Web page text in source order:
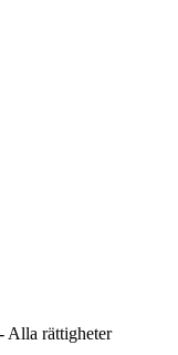
Alla rättigheter